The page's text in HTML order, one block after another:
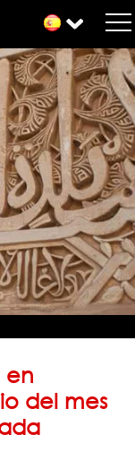
en
del mes